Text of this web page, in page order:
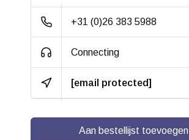
+31 (0)26 383 5988
Connecting
[email protected]
Aan bestellijst toevoegen